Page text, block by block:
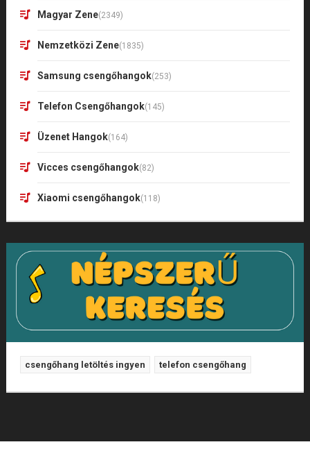
Magyar Zene(2349)
Nemzetközi Zene(1835)
Samsung csengőhangok(253)
Telefon Csengőhangok(145)
Üzenet Hangok(164)
Vicces csengőhangok(82)
Xiaomi csengőhangok(118)
csengőhang letöltés ingyen telefon csengőhang